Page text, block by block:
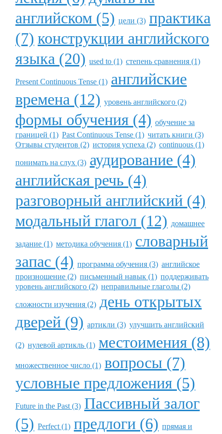
английском (5) цели (3) практика
(7) конструкции английского
языка (20) used to (1) степень сравнения (1)
Present Continuous Tense (1) английские
времена (12) уровень английского (2)
формы обучения (4) обучение за
границей (1) Past Continuous Tense (1) читать книги (3)
Отзывы студентов (2) история успеха (2) continuous (1)
понимать на слух (3) аудирование (4)
английская речь (4)
разговорный английский (4)
модальный глагол (12) домашнее
задание (1) методика обучения (1) словарный
запас (4) программа обучения (3) английское
произношение (2) письменный навык (1) поддерживать
уровень английского (2) неправильные глаголы (2)
сложности изучения (2) день открытых
дверей (9) артикли (3) улучшить английский
(2) нулевой артикль (1) местоимения (8)
множественное число (1) вопросы (7)
условные предложения (5)
Future in the Past (3) Пассивный залог
(5) Perfect (1) предлоги (6) прямая и